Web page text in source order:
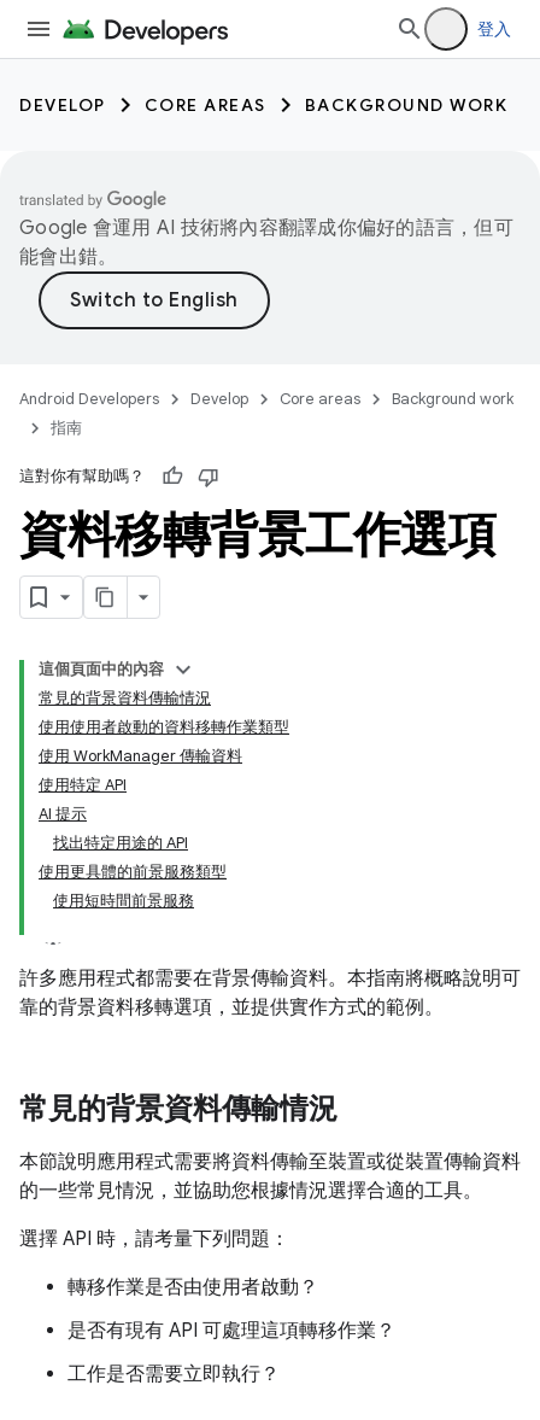
登入
DEVELOP CORE AREAS BACKGROUND WORK
Google 會運用 AI 技術將內容翻譯成你偏好的語言，但可
能會出錯。
Android Developers Develop Core areas
Background work
指南
這對你有幫助嗎？
資料移轉背景工作選項
這個頁面中的內容
常見的背景資料傳輸情況
使用使用者啟動的資料移轉作業類型
使用 WorkManager 傳輸資料
使用特定 API
AI 提示
找出特定用途的 API
使用更具體的前景服務類型
使用短時間前景服務
許多應用程式都需要在背景傳輸資料。本指南將概略說明可
靠的背景資料移轉選項，並提供實作方式的範例。
常見的背景資料傳輸情況
本節說明應用程式需要將資料傳輸至裝置或從裝置傳輸資料
的一些常見情況，並協助您根據情況選擇合適的工具。
選擇 API 時，請考量下列問題：
轉移作業是否由使用者啟動？
是否有現有 API 可處理這項轉移作業？
工作是否需要立即執行？